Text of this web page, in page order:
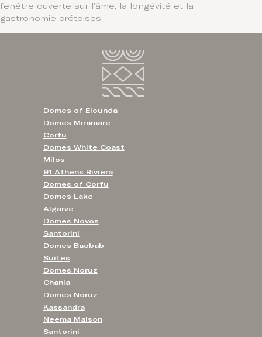
fenêtre ouverte sur l’âme, la longévité et la
gastronomie crétoises.
Domes of Elounda
Domes Miramare
Corfu
Domes White Coast
Milos
91 Athens Riviera
Domes of Corfu
Domes Lake
Algarve
Domes Novos
Santorini
Domes Baobab
Suites
Domes Noruz
Chania
Domes Noruz
Kassandra
Neema Maison
Santorini